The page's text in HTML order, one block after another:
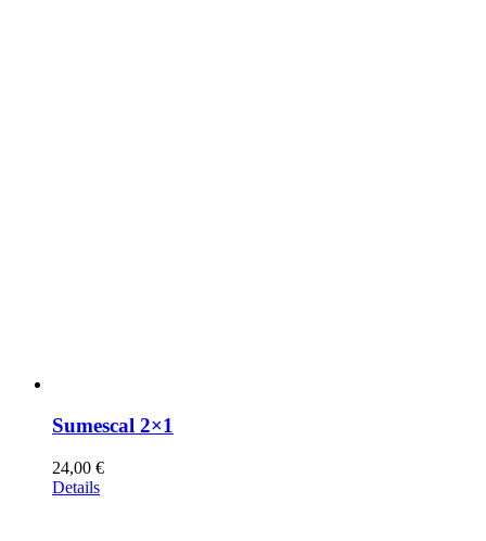
Sumescal 2×1
24,00 €
Details